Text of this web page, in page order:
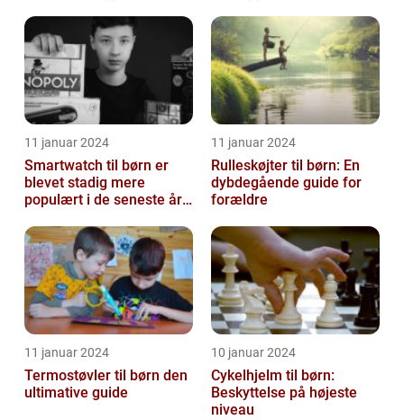
børnenes ...
11 januar 2024
Smartwatch til børn er
blevet stadig mere
populært i de seneste år,
mulighed f...
11 januar 2024
Rulleskøjter til børn: En
dybdegående guide for
forældre
11 januar 2024
Termostøvler til børn den
ultimative guide
10 januar 2024
Cykelhjelm til børn:
Beskyttelse på højeste
niveau